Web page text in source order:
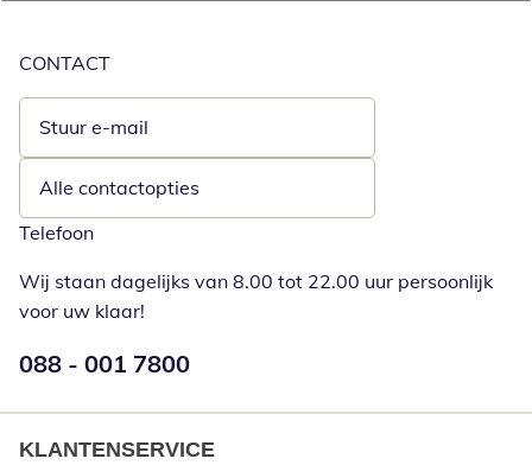
CONTACT
Stuur e-mail
Opent e-mailclient
Alle contactopties
Telefoon
Wij staan dagelijks van 8.00 tot 22.00 uur persoonlijk
voor uw klaar!
Telefoonnummer:
088 - 001 7800
KLANTENSERVICE